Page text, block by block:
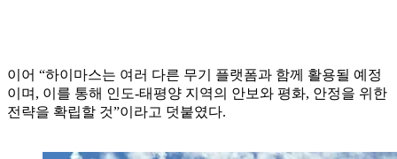
이어 “하이마스는 여러 다른 무기 플랫폼과 함께 활용될 예정
이며, 이를 통해 인도-태평양 지역의 안보와 평화, 안정을 위한
전략을 확립할 것”이라고 덧붙였다.